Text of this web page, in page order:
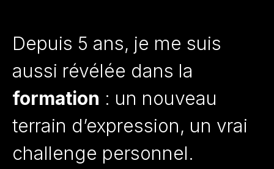
Depuis 5 ans, je me suis
aussi révélée dans la
formation : un nouveau
terrain d’expression, un vrai
challenge personnel.